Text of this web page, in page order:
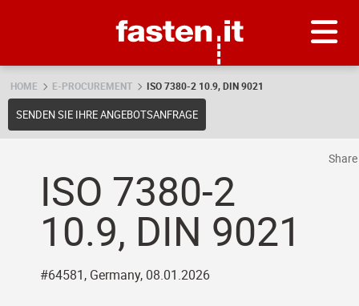
HOME E-PROCUREMENT ISO 7380-2 10.9, DIN 9021
SENDEN SIE IHRE ANGEBOTSANFRAGE
ISO 7380-2
10.9, DIN 9021
#64581, Germany, 08.01.2026
Share